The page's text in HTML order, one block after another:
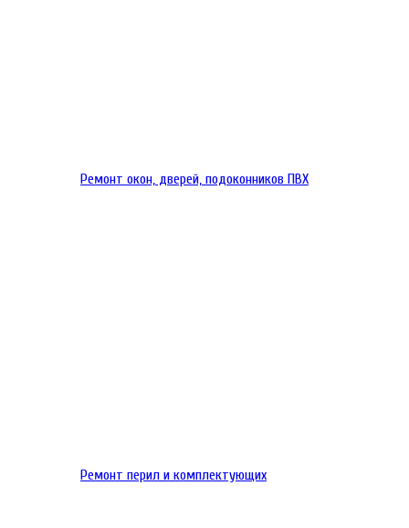
Ремонт окон, дверей, подоконников ПВХ
Ремонт перил и комплектующих